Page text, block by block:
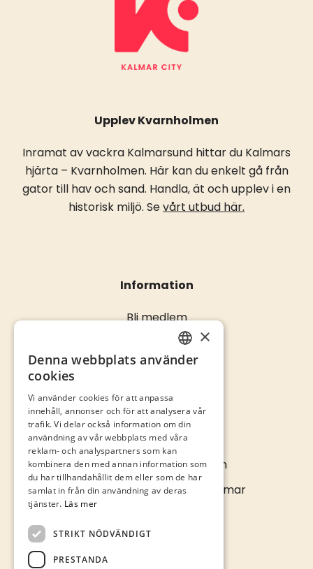
Upplev Kvarnholmen
Inramat av vackra Kalmarsund hittar du Kalmars
hjärta – Kvarnholmen. Här kan du enkelt gå från
gator till hav och sand. Handla, ät och upplev i en
historisk miljö. Sevårt utbud här.
Information
Bli medlem
Öppettider
Kontakta oss
Kontakta oss
info@kalmarcity.com
Norra Långgatan 16 • Kalmar
SWEDISH
×
Denna webbplats använder
cookies
Vi använder cookies för att anpassa
innehåll, annonser och för att analysera vår
trafik. Vi delar också information om din
användning av vår webbplats med våra
reklam- och analyspartners som kan
kombinera den med annan information som
du har tillhandahållit dem eller som de har
samlat in från din användning av deras
tjänster. Läs mer
STRIKT NÖDVÄNDIGT
PRESTANDA